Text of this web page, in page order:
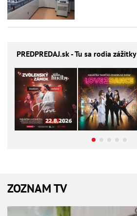
PREDPREDAJ.sk - Tu sa rodia zážitky
ZOZNAM TV